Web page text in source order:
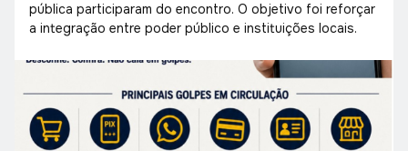
pública participaram do encontro. O objetivo foi reforçar
a integração entre poder público e instituições locais.